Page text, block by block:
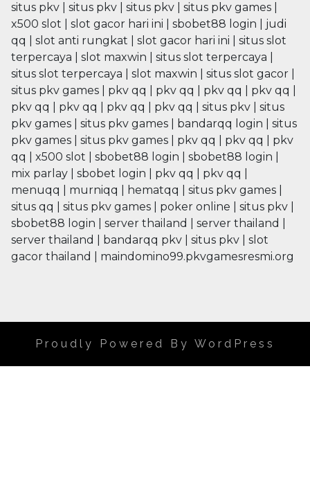
situs pkv
situs pkv situs pkv situs pkv games
x500 slot
slot gacor hari ini sbobet88 login
judi
qq
slot anti rungkat slot gacor hari ini
situs slot
terpercaya
slot maxwin situs slot terpercaya
situs slot terpercaya
slot maxwin situs slot gacor
situs pkv games
pkv qq pkv qq pkv qq pkv qq
pkv qq
pkv qq pkv qq pkv qq situs pkv
situs
pkv games
situs pkv games bandarqq login
situs
pkv games
situs pkv games pkv qq pkv qq
pkv
qq
x500 slot sbobet88 login sbobet88 login
mix parlay
sbobet login pkv qq pkv qq
menuqq
murniqq hematqq situs pkv games
situs qq
situs pkv games poker online situs pkv
sbobet88 login
server thailand server thailand
server thailand
bandarqq pkv situs pkv
slot
gacor thailand
maindomino99.pkvgamesresmi.org
Proudly Powered By WordPress